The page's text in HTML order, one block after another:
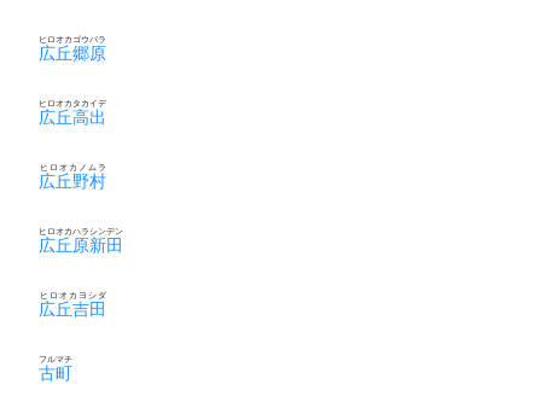
広丘郷原
ヒロオカゴウバラ
広丘高出
ヒロオカタカイデ
広丘野村
ヒロオカノムラ
広丘原新田
ヒロオカハラシンデン
広丘吉田
ヒロオカヨシダ
古町
フルマチ